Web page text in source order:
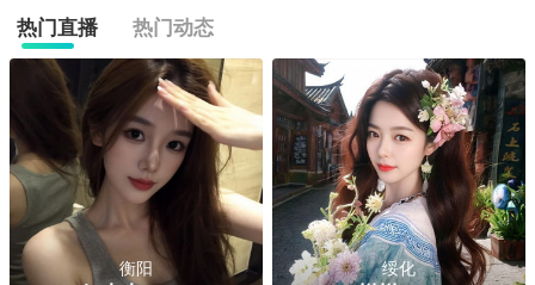
热门直播 热门动态
衡阳 绥化